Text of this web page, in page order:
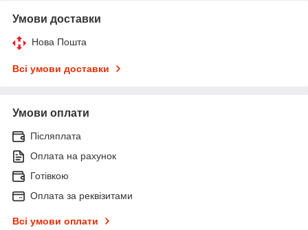
Умови доставки
Нова Пошта
Всі умови доставки
Умови оплати
Післяплата
Оплата на рахунок
Готівкою
Оплата за реквізитами
Всі умови оплати